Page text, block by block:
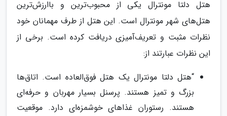
هتل دلتا مونترال یکی از محبوب‌ترین و باارزش‌ترین
هتل‌های شهر مونترال است. این هتل از طرف مهمانان خود
نظرات مثبت و تعریف‌آمیزی دریافت کرده است. برخی از
این نظرات عبارتند از:
“هتل دلتا مونترال یک هتل فوق‌العاده است. اتاق‌ها
بزرگ و تمیز هستند. پرسنل بسیار مهربان و حرفه‌ای
هستند. رستوران غذاهای خوشمزه‌ای دارد. موقعیت